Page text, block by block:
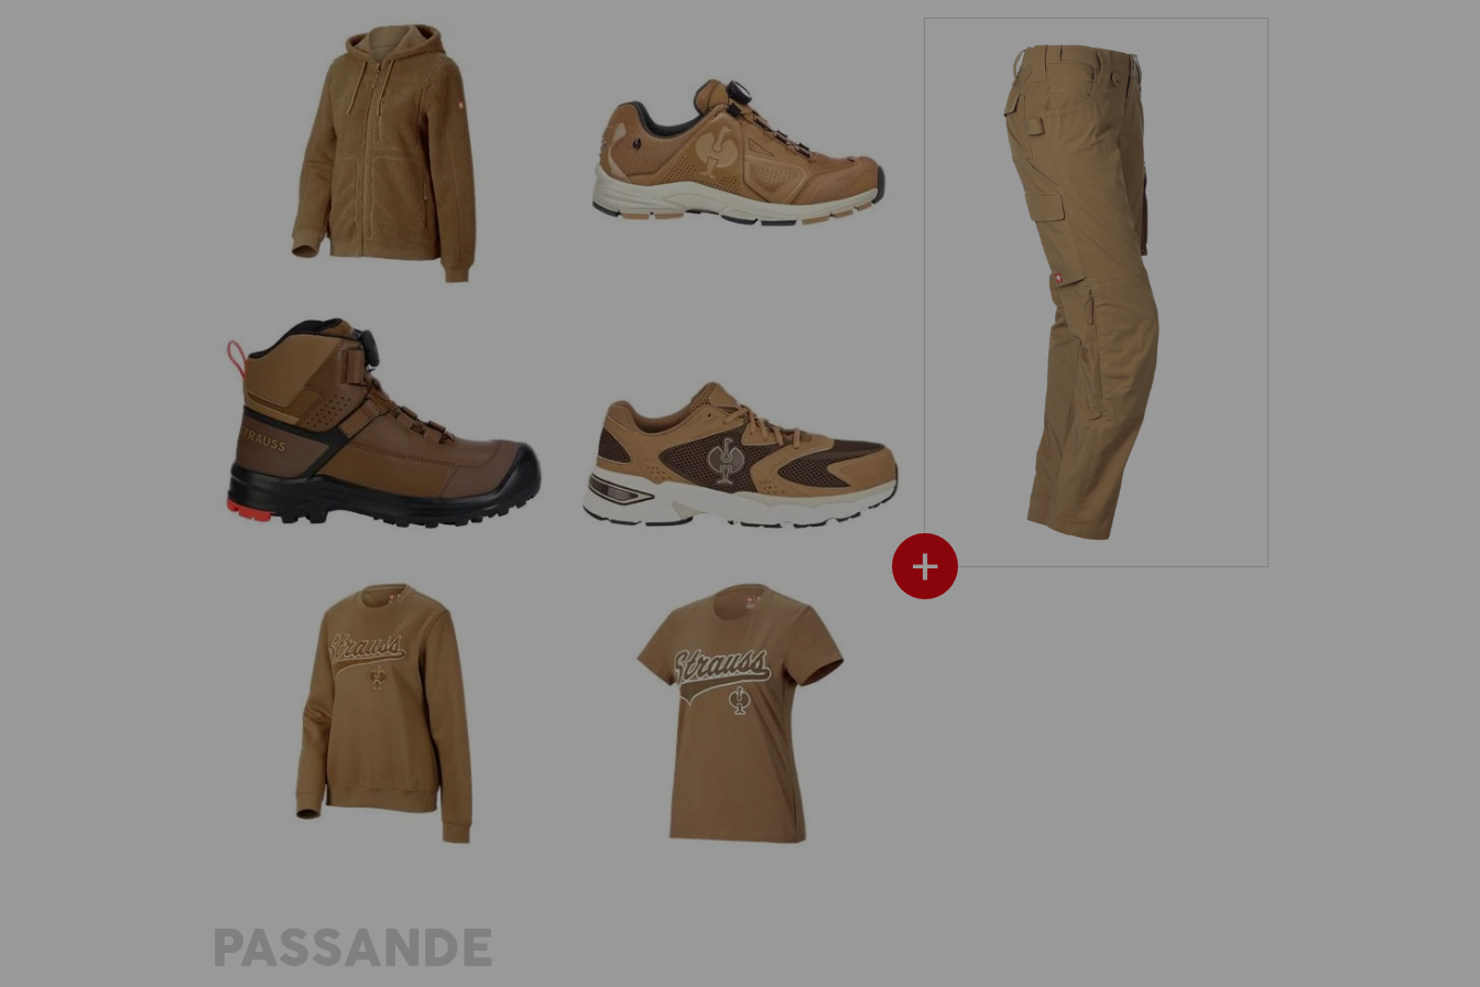
Kollektionen e.s.e:pic står för äkta, hårt
Råa, autentiska stilar, avslappnade
mellanlager och arbetsbyxor som bara
sprudlar av teknisk finess och funktionalitet.
till kollektionen
Midjebyxa e.s.e:pic ripstop, dam
+
Fiberpälshuvjacka e.s.e:pic, dam O2 Arbetsskor e.s. Minkar II
S3 skyddsskor e.s. Sawato mid S1 Skyddsskor e.s. St. Louis low
Sweatshirt e.s.e:pic, dam T-Shirt e.s.e:pic, dam
PASSANDE